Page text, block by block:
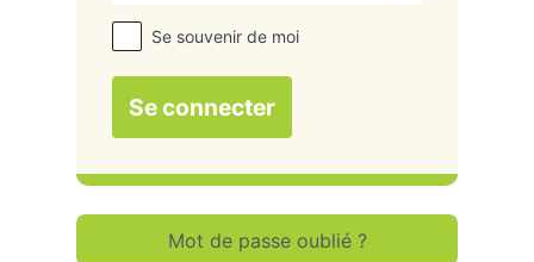
Se souvenir de moi
Mot de passe oublié ?